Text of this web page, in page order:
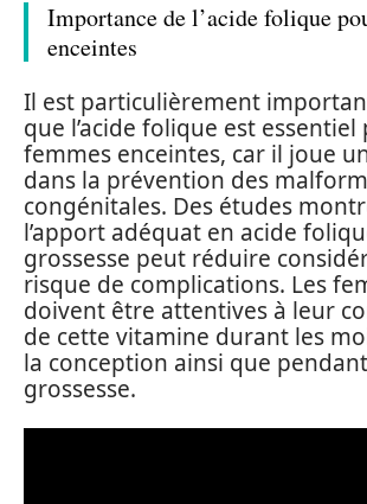
Importance de l’acide folique
enceintes
Il est particulièrement
que l’acide folique est essentiel
femmes enceintes, car il joue
dans la prévention des
congénitales. Des études
l’apport adéquat en acide
grossesse peut réduire
risque de complications. Les
doivent être attentives à leur
de cette vitamine durant les
la conception ainsi que
grossesse.